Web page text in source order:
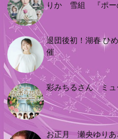
りか 雪組 『ポー
退団後初！湖春 ひ
催
彩みちるさん ミュ
お正月 瀬央ゆり